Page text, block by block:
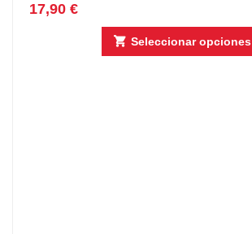
17,90 €
Seleccionar opciones